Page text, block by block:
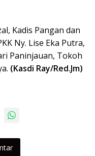
Kadis Pangan dan
Ny. Lise Eka Putra,
Paninjauan, Tokoh
(Kasdi Ray/Red.Jm)